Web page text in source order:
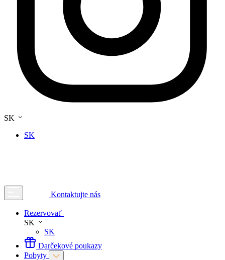
SK
SK
Kontaktujte nás
Rezervovať
SK
SK
Darčekové poukazy
Pobyty